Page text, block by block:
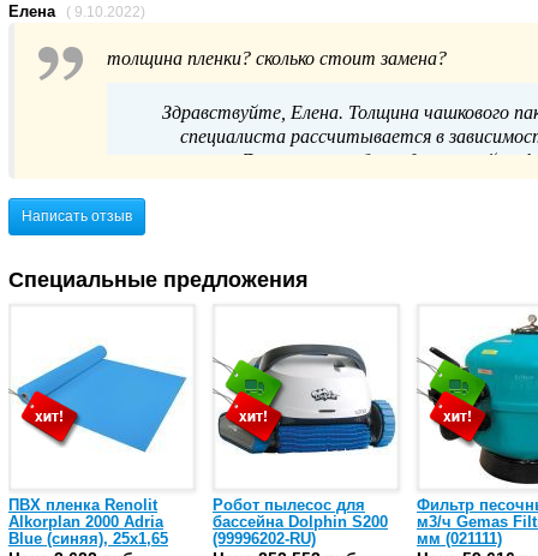
Елена ( 9.10.2022)
толщина пленки? сколько стоит замена?
Здравствуйте, Елена. Толщина чашкового
специалиста рассчитывается в
замену. Для получения более детальной
продаж удобным для вас способом: по
Написать отзыв
Специальные предложения
ПВХ пленка Renolit
Alkorplan 2000 Adria
Blue (синяя), 25х1,65
Робот пылесос для
бассейна Dolphin S200
(99996202-RU)
Фильтр
м3/ч Gemas
мм (021111)